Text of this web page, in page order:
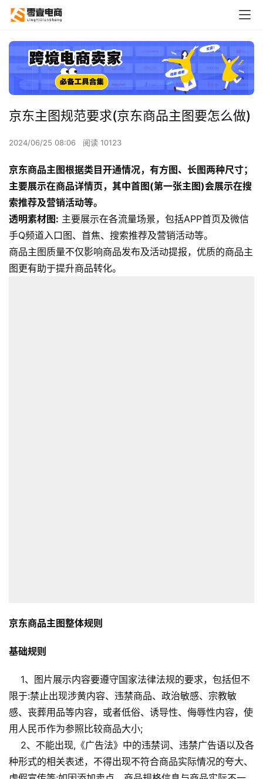
京东主图规范要求(京东商品主图要怎么做)
2024/06/25 08:06 阅读 10123
京东商品主图根据类目开通情况，有方图、长图两种尺寸；
主要展示在商品详情页，其中首图(第一张主图)会展示在搜
索推荐及营销活动等。
透明素材图: 主要展示在各流量场景，包括APP首页及微信
手Q频道入口图、首焦、搜索推荐及营销活动等。
商品主图质量不仅影响商品发布及活动提报，优质的商品主
图更有助于提升商品转化。
京东商品主图整体规则
基础规则
1、图片展示内容要遵守国家法律法规的要求，包括但不
限于:禁止出现涉黄内容、违禁商品、政治敏感、宗教敏
感、丧葬用品等内容，或者低俗、诱导性、侮辱性内容，使
用人民币作为参照比较商品大小;
2、不能出现,《广告法》中的违禁词、违禁广告语以及各
种形式的相关表述，不得出现不符合商品实际情况的夸大、